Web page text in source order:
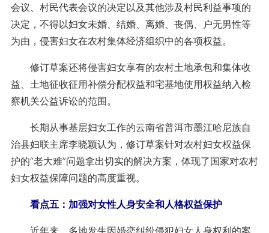
会议、村民代表会议的决定以及其他涉及村民利益事项的
决定，不得以妇女未婚、结婚、离婚、丧偶、户无男性等
为由，侵害妇女在农村集体经济组织中的各项权益。
修订草案还将侵害妇女享有的农村土地承包和集体收
益、土地征收征用补偿分配权益和宅基地使用权益纳入检
察机关公益诉讼的范围。
长期从事基层妇女工作的云南省普洱市墨江哈尼族自
治县妇联主席李晓颖认为，修订草案针对农村妇女权益保
护的“老大难”问题拿出切实的解决方案，体现了国家对农村
妇女权益保障问题的高度重视。
看点五：加强对女性人身安全和人格权益保护
近年来，多地发生因婚恋纠纷侵犯妇女人身权利的案